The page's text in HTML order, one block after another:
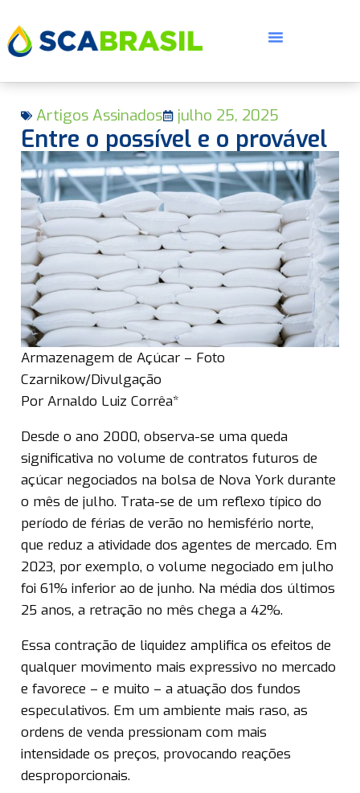
Artigos Assinados julho 25, 2025
Entre o possível e o provável
Armazenagem de Açúcar – Foto
Czarnikow/Divulgação
Por Arnaldo Luiz Corrêa*
Desde o ano 2000, observa-se uma queda
significativa no volume de contratos futuros de
açúcar negociados na bolsa de Nova York durante
o mês de julho. Trata-se de um reflexo típico do
período de férias de verão no hemisfério norte,
que reduz a atividade dos agentes de mercado. Em
2023, por exemplo, o volume negociado em julho
foi 61% inferior ao de junho. Na média dos últimos
25 anos, a retração no mês chega a 42%.
Essa contração de liquidez amplifica os efeitos de
qualquer movimento mais expressivo no mercado
e favorece – e muito – a atuação dos fundos
especulativos. Em um ambiente mais raso, as
ordens de venda pressionam com mais
intensidade os preços, provocando reações
desproporcionais.